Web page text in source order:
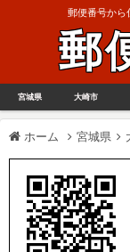
郵便番号から
郵
宮城県 大崎市
ホーム 宮城県